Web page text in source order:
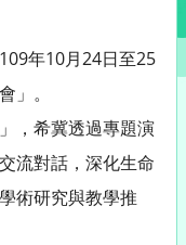
年10月24日至25
」。
，希冀透過專題演
流對話，深化生命
術研究與教學推